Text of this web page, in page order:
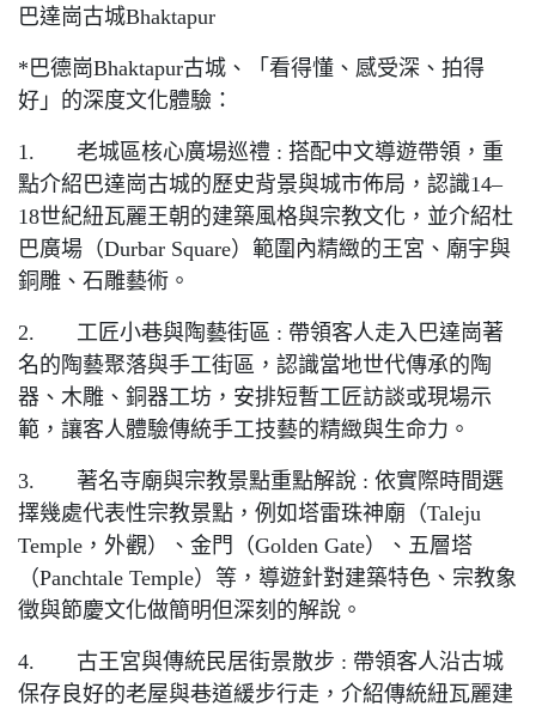
巴達崗古城Bhaktapur
*巴德崗Bhaktapur古城、「看得懂、感受深、拍得
好」的深度文化體驗：
1. 老城區核心廣場巡禮 : 搭配中文導遊帶領，重
點介紹巴達崗古城的歷史背景與城市佈局，認識14–
18世紀紐瓦麗王朝的建築風格與宗教文化，並介紹杜
巴廣場（Durbar Square）範圍內精緻的王宮、廟宇與
銅雕、石雕藝術。
2. 工匠小巷與陶藝街區 : 帶領客人走入巴達崗著
名的陶藝聚落與手工街區，認識當地世代傳承的陶
器、木雕、銅器工坊，安排短暫工匠訪談或現場示
範，讓客人體驗傳統手工技藝的精緻與生命力。
3. 著名寺廟與宗教景點重點解說 : 依實際時間選
擇幾處代表性宗教景點，例如塔雷珠神廟（Taleju
Temple，外觀）、金門（Golden Gate）、五層塔
（Panchtale Temple）等，導遊針對建築特色、宗教象
徵與節慶文化做簡明但深刻的解說。
4. 古王宮與傳統民居街景散步 : 帶領客人沿古城
保存良好的老屋與巷道緩步行走，介紹傳統紐瓦麗建